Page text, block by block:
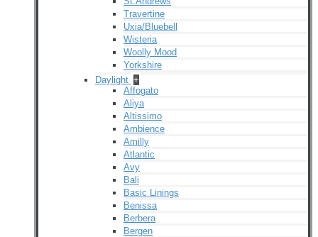
Travertine
Uxia/Bluebell
Wisteria
Woolly Mood
Yorkshire
Daylight +
Affogato
Aliya
Altissimo
Ambience
Amilly
Atlantic
Avy
Bali
Basic Linings
Benissa
Berbera
Bergen